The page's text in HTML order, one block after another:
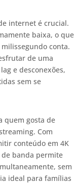
internet é crucial.
baixa, o que
conta.
de uma
e desconexões,
sem se
quem gosta de
Com
conteúdo em 4K
banda permite
sem
ideal para famílias